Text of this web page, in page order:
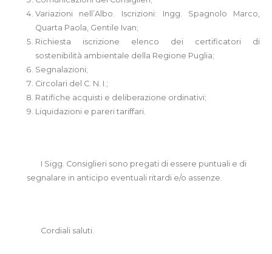
Variazioni nell’Albo. Iscrizioni: Ingg. Spagnolo Marco,
Quarta Paola, Gentile Ivan;
Richiesta iscrizione elenco dei certificatori di
sostenibilità ambientale della Regione Puglia;
Segnalazioni;
Circolari del C. N. I.;
Ratifiche acquisti e deliberazione ordinativi;
Liquidazioni e pareri tariffari.
I Sigg. Consiglieri sono pregati di essere puntuali e di
segnalare in anticipo eventuali ritardi e/o assenze.
Cordiali saluti.